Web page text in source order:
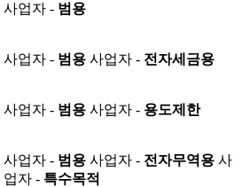
사업자 - 범용
사업자 - 범용 사업자 - 전자세금용
사업자 - 범용 사업자 - 용도제한
사업자 - 범용 사업자 - 전자무역용 사
업자 - 특수목적